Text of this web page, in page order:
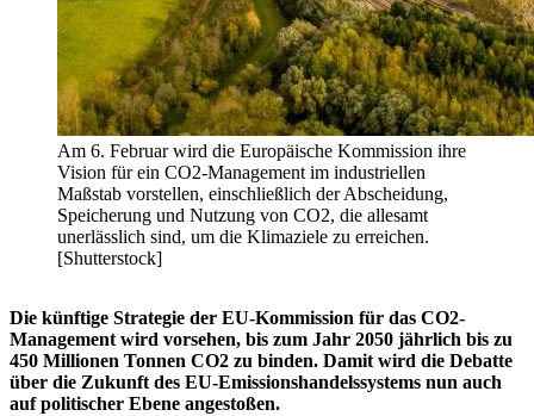
Am 6. Februar wird die Europäische Kommission ihre
Vision für ein CO2-Management im industriellen
Maßstab vorstellen, einschließlich der Abscheidung,
Speicherung und Nutzung von CO2, die allesamt
unerlässlich sind, um die Klimaziele zu erreichen.
[Shutterstock]
Die künftige Strategie der EU-Kommission für das CO2-
Management wird vorsehen, bis zum Jahr 2050 jährlich bis zu
450 Millionen Tonnen CO2 zu binden. Damit wird die Debatte
über die Zukunft des EU-Emissionshandelssystems nun auch
auf politischer Ebene angestoßen.